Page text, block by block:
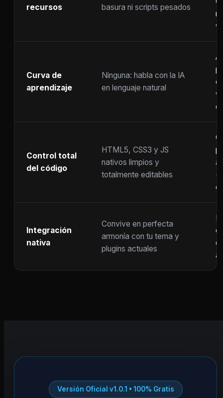
recursos
basura ni scripts pesados
Curva de
aprendizaje
Ninguna: habla con la IA
en lenguaje natural
Control total
del código
HTML5, CSS3 y JS
nativos limpios y
totalmente editables
Integración
nativa
Convive en perfecta
armonía con tu tema y
plugins actuales
Versión Oficial v1.0.1 • 100% Gratis